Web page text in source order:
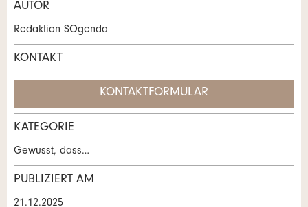
Anzeige beanstanden
Ihr Feedback wird sehr geschätzt!
Allgemeines Feedback
Anzeige nicht mehr gültig
Anzeige unvollständig
Anzeige weiterempfehlen
Empfehlen Sie diese Anzeige an Freunde weiter.
AUTOR
Redaktion SOgenda
KONTAKT
KONTAKTFORMULAR
Kontakt
Verfassen Sie eine Nachricht für die
Kontaktpersonen dieser Anzeige.
KATEGORIE
Gewusst, dass…
PUBLIZIERT AM
21.12.2025